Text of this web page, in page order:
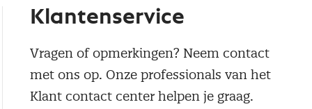
Klantenservice
Vragen of opmerkingen? Neem contact
met ons op. Onze professionals van het
Klant contact center helpen je graag.